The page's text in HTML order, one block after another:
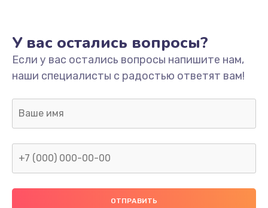
Замена/Pемонт карбюратора
1300 руб.
Заказать
Ремонт капиллярной трубки
400 руб.
У вас остались вопросы?
Если у вас остались вопросы напишите нам,
наши специалисты с радостью ответят вам!